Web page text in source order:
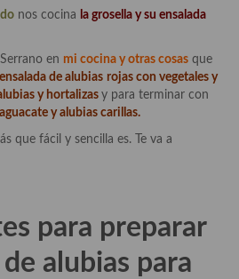
especias, hierbas aromáticas o
nos cocina a grosella y su ensalada
en mi cocina y otras cosas que
ensalada de alubias rojas con vegetales y
y hortalizas y para terminar con
y alubias carillas.
que fácil y sencilla es. Te va a
para preparar
alubias para